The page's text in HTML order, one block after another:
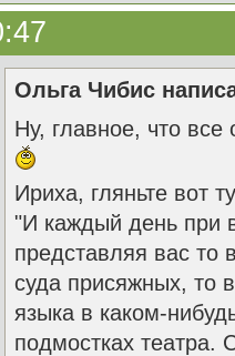
Ольга Чибис
Ну, главное, что
Ириха, гляньте вот
"И каждый день при
представляя вас то
суда присяжных, то
языка в каком-
подмостках театра.